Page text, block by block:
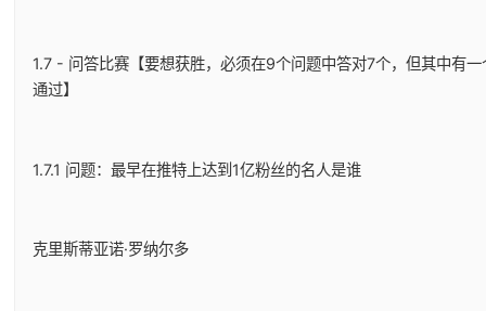
1.7 - 问答比赛【要想获胜，必须在9个问题中答对7个，但其中有
通过】
1.7.1 问题：最早在推特上达到1亿粉丝的名人是谁
克里斯蒂亚诺·罗纳尔多